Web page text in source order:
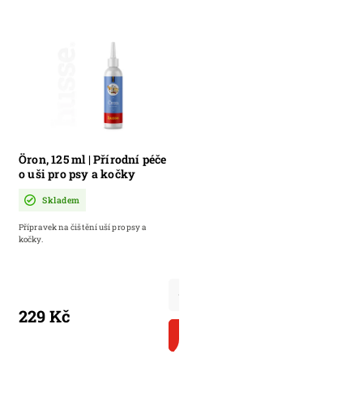
Öron, 125 ml | Přírodní péče
o uši pro psy a kočky
Skladem
229 Kč
Přípravek na čištění uší pro psy a
kočky.